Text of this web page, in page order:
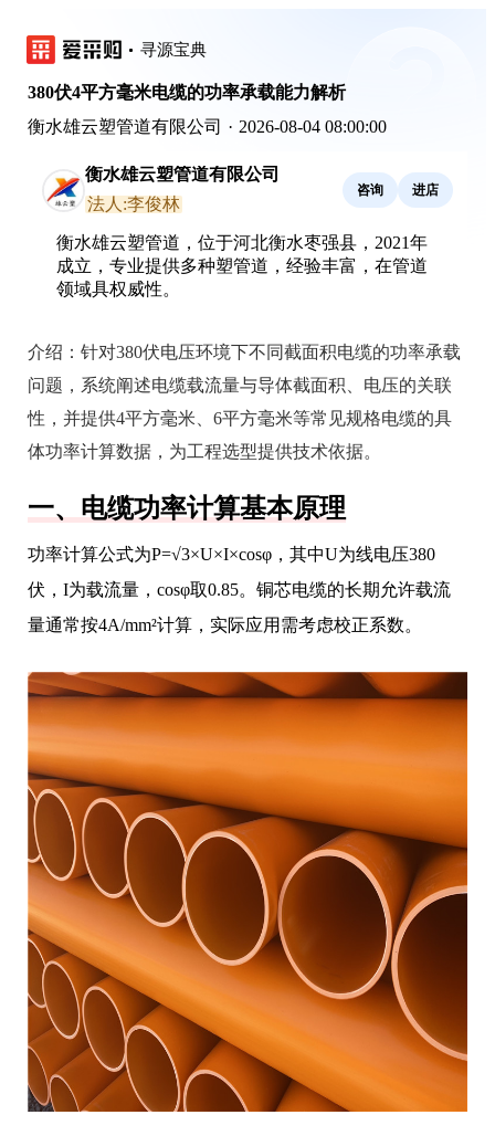
寻源宝典
380伏4平方毫米电缆的功率承载能力解析
衡水雄云塑管道有限公司 · 2026-08-04 08:00:00
衡水雄云塑管道有限公司
法人:李俊林
咨询 进店
衡水雄云塑管道，位于河北衡水枣强县，2021年
成立，专业提供多种塑管道，经验丰富，在管道
领域具权威性。
介绍： 针对380伏电压环境下不同截面积电缆的功率承载
问题，系统阐述电缆载流量与导体截面积、电压的关联
性，并提供4平方毫米、6平方毫米等常见规格电缆的具
体功率计算数据，为工程选型提供技术依据。
一、电缆功率计算基本原理
功率计算公式为P=√3×U×I×cosφ，其中U为线电压380
伏，I为载流量，cosφ取0.85。铜芯电缆的长期允许载流
量通常按4A/mm²计算，实际应用需考虑校正系数。